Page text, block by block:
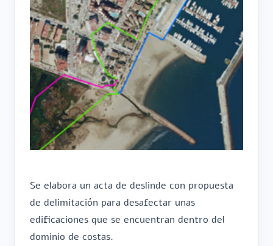
Se elabora un acta de deslinde con propuesta
de delimitación para desafectar unas
edificaciones que se encuentran dentro del
dominio de costas.